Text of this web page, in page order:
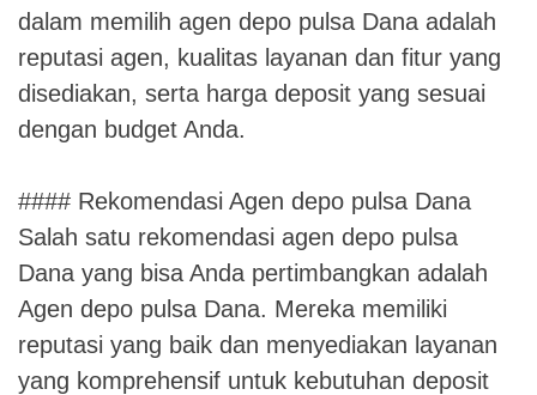
dalam memilih agen depo pulsa Dana adalah
reputasi agen, kualitas layanan dan fitur yang
disediakan, serta harga deposit yang sesuai
dengan budget Anda.
#### Rekomendasi Agen depo pulsa Dana
Salah satu rekomendasi agen depo pulsa
Dana yang bisa Anda pertimbangkan adalah
Agen depo pulsa Dana. Mereka memiliki
reputasi yang baik dan menyediakan layanan
yang komprehensif untuk kebutuhan deposit